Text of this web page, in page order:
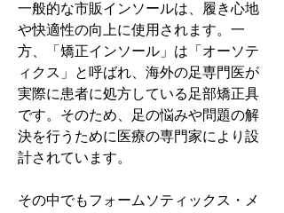
一般的な市販インソールは、履き心地
や快適性の向上に使用されます。一
方、「矯正インソール」は「オーソテ
ィクス」と呼ばれ、海外の足専門医が
実際に患者に処方している足部矯正具
です。そのため、足の悩みや問題の解
決を行うために医療の専門家により設
計されています。
その中でもフォームソティックス・メ